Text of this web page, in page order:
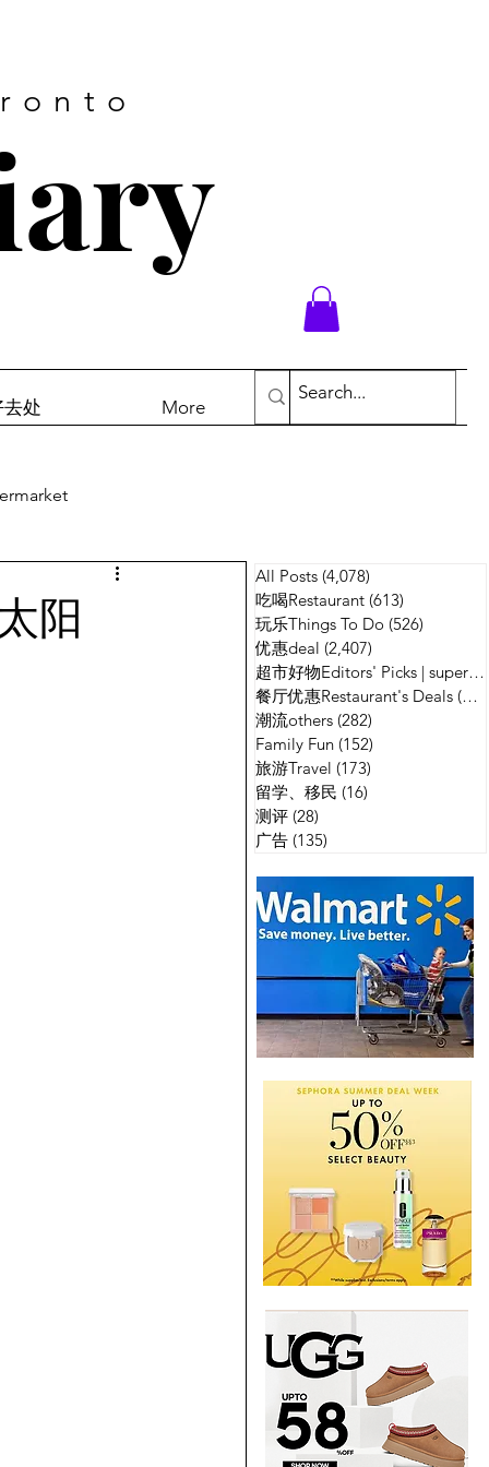
处 More
广告
阳
All Posts (4,078)
吃喝Restaurant (613)
玩乐Things To Do (526)
优惠deal (2,407)
超市好物Editors' Picks | supermarket
餐厅优惠Restaurant's Deals (134)
潮流others (282)
Family Fun (152)
旅游Travel (173)
留学、移民 (16)
测评 (28)
广告 (135)